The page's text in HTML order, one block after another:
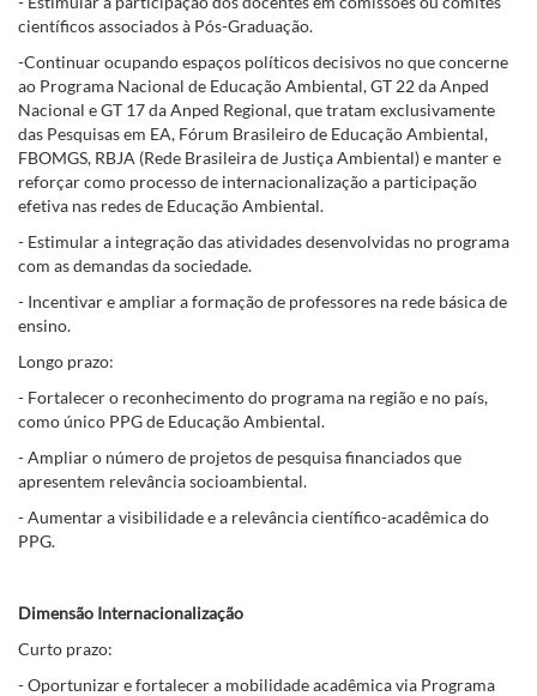
científicos associados à Pós-Graduação.
-Continuar ocupando espaços políticos decisivos no que concerne
ao Programa Nacional de Educação Ambiental, GT 22 da Anped
Nacional e GT 17 da Anped Regional, que tratam exclusivamente
das Pesquisas em EA, Fórum Brasileiro de Educação Ambiental,
FBOMGS, RBJA (Rede Brasileira de Justiça Ambiental) e manter e
reforçar como processo de internacionalização a participação
efetiva nas redes de Educação Ambiental.
- Estimular a integração das atividades desenvolvidas no programa
com as demandas da sociedade.
- Incentivar e ampliar a formação de professores na rede básica de
ensino.
Longo prazo:
- Fortalecer o reconhecimento do programa na região e no país,
como único PPG de Educação Ambiental.
- Ampliar o número de projetos de pesquisa financiados que
apresentem relevância socioambiental.
- Aumentar a visibilidade e a relevância científico-acadêmica do
PPG.
Dimensão Internacionalização
Curto prazo:
- Oportunizar e fortalecer a mobilidade acadêmica via Programa